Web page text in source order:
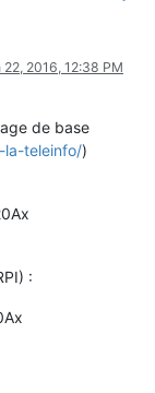
22, 2016, 12:38 PM
de base
la-teleinfo/)
: